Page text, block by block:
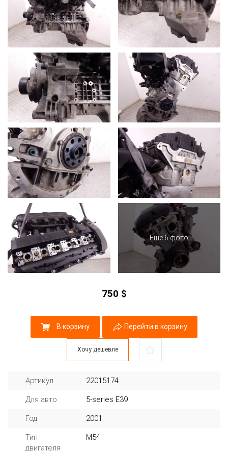
Еще 6 фото
750 $
В корзину Перейти в корзину
Хочу дешевле
Артикул 22015174
Для авто 5-series E39
Год 2001
Тип
двигателя
M54